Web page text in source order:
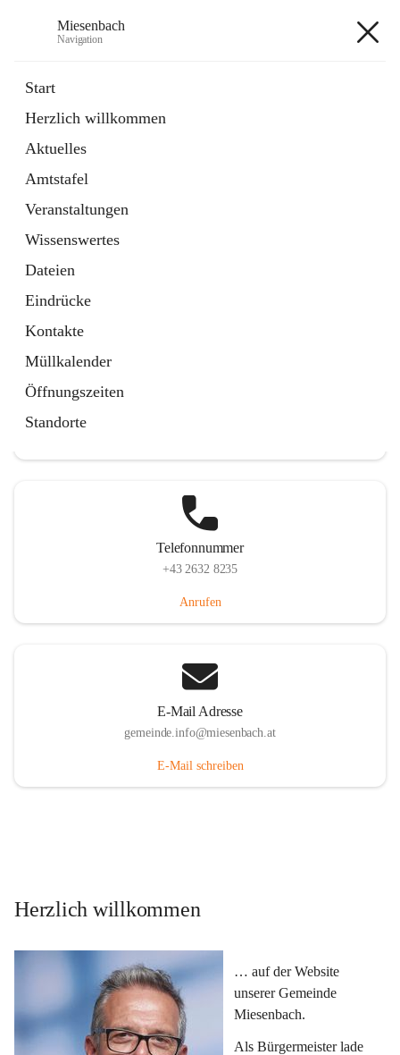
Miesenbach
Navigation
Start
Herzlich willkommen
Aktuelles
Amtstafel
Veranstaltungen
Wissenswertes
Dateien
Eindrücke
Kontakte
Müllkalender
Öffnungszeiten
Standorte
Externe Webseite
in
Tab
Region Schneebergland
Externe Webseite
öffnet
in
neuem
Tab
Telefonnummer
+43 2632 8235
Anrufen
E-Mail Adresse
gemeinde.info@miesenbach.at
E-Mail schreiben
Herzlich willkommen
… auf der Website
unserer Gemeinde
Miesenbach.
Als Bürgermeister lade